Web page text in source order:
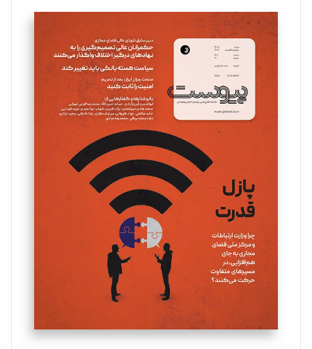
تحریریه
سروش کرمیان
تحریریه
مینا پاکدل
یسنا امان‌پور
تحریریه
ملینا جعفری
تحریریه
مصطفی مسجدی آرانی
تحریریه